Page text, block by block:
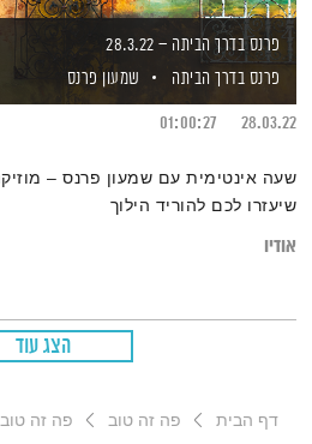
פרנס בדרך הביתה – 28.3.22
פרנס בדרך הביתה
שמעון פרנס
28.03.22
01:00:27
שעה אינטימית עם שמעון פרנס –
שיעזרו לכם להוריד הילוך
אודיו
הצג עוד
דף הבית פה זה טוב פה זה